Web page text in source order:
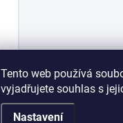
Tento web používá
vyjadřujete souhlas s
Nastavení